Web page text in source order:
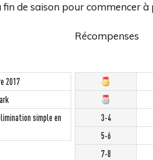
de saison pour commencer
2017
simple en
Récompenses
3-4
5-6
7-8